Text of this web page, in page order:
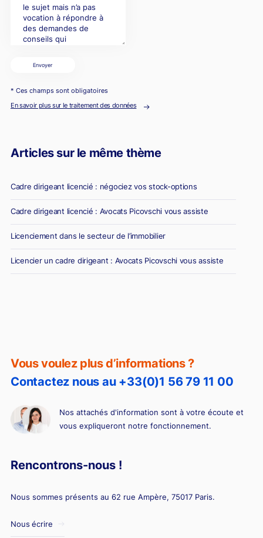
Vous voulez plus d’informations ?
Contactez nous au +33(0)1 56 79 11 00
Nos attachés d'information sont à votre écoute et
vous expliqueront notre fonctionnement.
Rencontrons-nous !
Nous sommes présents au 62 rue Ampère, 75017 Paris.
Nous écrire
Envoyer
* Ces champs sont obligatoires
En savoir plus sur le traitement des données
Articles sur le même thème
Cadre dirigeant licencié : négociez vos stock-options
Cadre dirigeant licencié : Avocats Picovschi vous assiste
Licenciement dans le secteur de l’immobilier
Licencier un cadre dirigeant : Avocats Picovschi vous assiste